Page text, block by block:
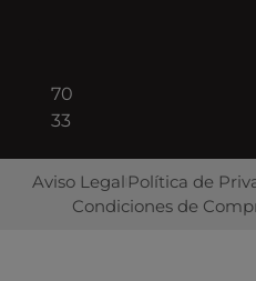
70
33
Aviso Legal Política de
Condiciones de